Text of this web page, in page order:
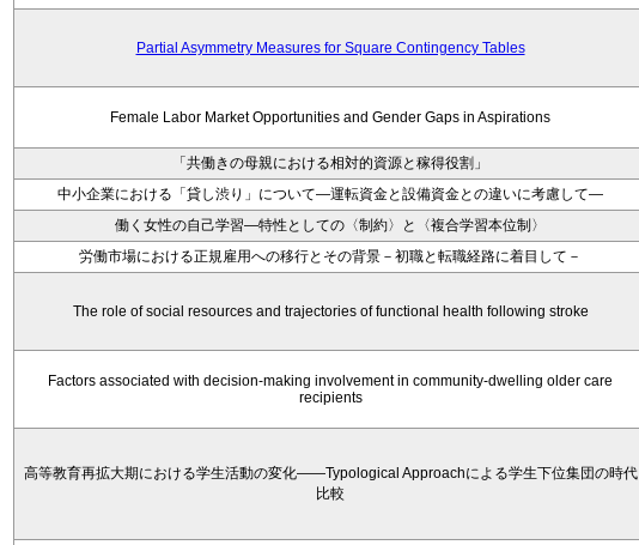
Partial Asymmetry Measures for Square Contingency Tables
Female Labor Market Opportunities and Gender Gaps in Aspirations
「共働きの母親における相対的資源と稼得役割」
中小企業における「貸し渋り」について―運転資金と設備資金との違いに考慮して―
働く女性の自己学習―特性としての〈制約〉と〈複合学習本位制〉
労働市場における正規雇用への移行とその背景－初職と転職経路に着目して－
The role of social resources and trajectories of functional health following stroke
Factors associated with decision‐making involvement in community‐dwelling older care
recipients
高等教育再拡大期における学生活動の変化——Typological Approachによる学生下位集団の時代
比較